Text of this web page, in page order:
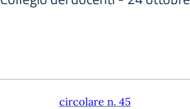
circolare n. 45